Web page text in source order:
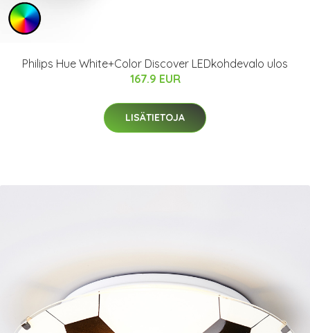
Philips Hue White+Color Discover LEDkohdevalo ulos
167.9 EUR
LISÄTIETOJA